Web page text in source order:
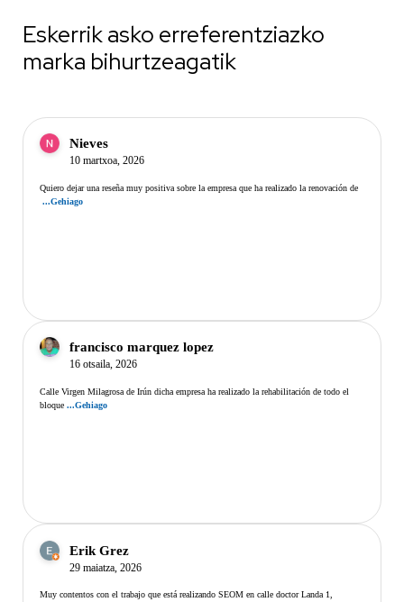
Eskerrik asko erreferentziazko
marka bihurtzeagatik
Nieves
10 martxoa, 2026
Quiero dejar una reseña muy positiva sobre la empresa que ha realizado la renovación de
...Gehiago
francisco marquez lopez
16 otsaila, 2026
Calle Virgen Milagrosa de Irún dicha empresa ha realizado la rehabilitación de todo el
bloque...Gehiago
Erik Grez
29 maiatza, 2026
Muy contentos con el trabajo que está realizando SEOM en calle doctor Landa 1,